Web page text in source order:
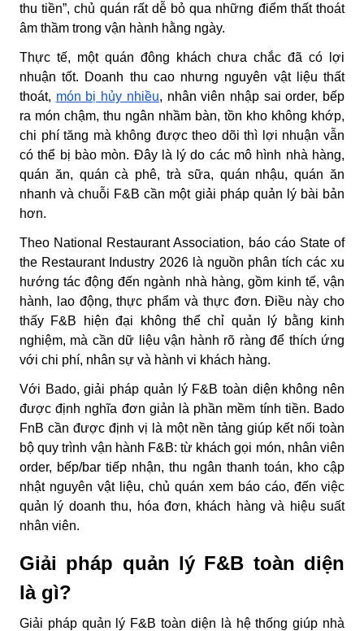
thu tiền”, chủ quán rất dễ bỏ qua những điểm thất thoát
âm thầm trong vận hành hằng ngày.
Thực tế, một quán đông khách chưa chắc đã có lợi
nhuận tốt. Doanh thu cao nhưng nguyên vật liệu thất
thoát, món bị hủy nhiều, nhân viên nhập sai order, bếp
ra món chậm, thu ngân nhầm bàn, tồn kho không khớp,
chi phí tăng mà không được theo dõi thì lợi nhuận vẫn
có thể bị bào mòn. Đây là lý do các mô hình nhà hàng,
quán ăn, quán cà phê, trà sữa, quán nhậu, quán ăn
nhanh và chuỗi F&B cần một giải pháp quản lý bài bản
hơn.
Theo National Restaurant Association, báo cáo State of
the Restaurant Industry 2026là nguồn phân tích các xu
hướng tác động đến ngành nhà hàng, gồm kinh tế, vận
hành, lao động, thực phẩm và thực đơn. Điều này cho
thấy F&B hiện đại không thể chỉ quản lý bằng kinh
nghiệm, mà cần dữ liệu vận hành rõ ràng để thích ứng
với chi phí, nhân sự và hành vi khách hàng.
Với Bado,giải pháp quản lý F&B toàn diện không nên
được định nghĩa đơn giản là phần mềm tính tiền. Bado
FnB cần được định vị là một nền tảng giúp kết nối toàn
bộ quy trình vận hành F&B: từ khách gọi món, nhân viên
order, bếp/bar tiếp nhận, thu ngân thanh toán, kho cập
nhật nguyên vật liệu, chủ quán xem báo cáo, đến việc
quản lý doanh thu, hóa đơn, khách hàng và hiệu suất
nhân viên.
Giải pháp quản lý F&B toàn diện
là gì?
Giải pháp quản lý F&B toàn diện là hệ thống giúp nhà